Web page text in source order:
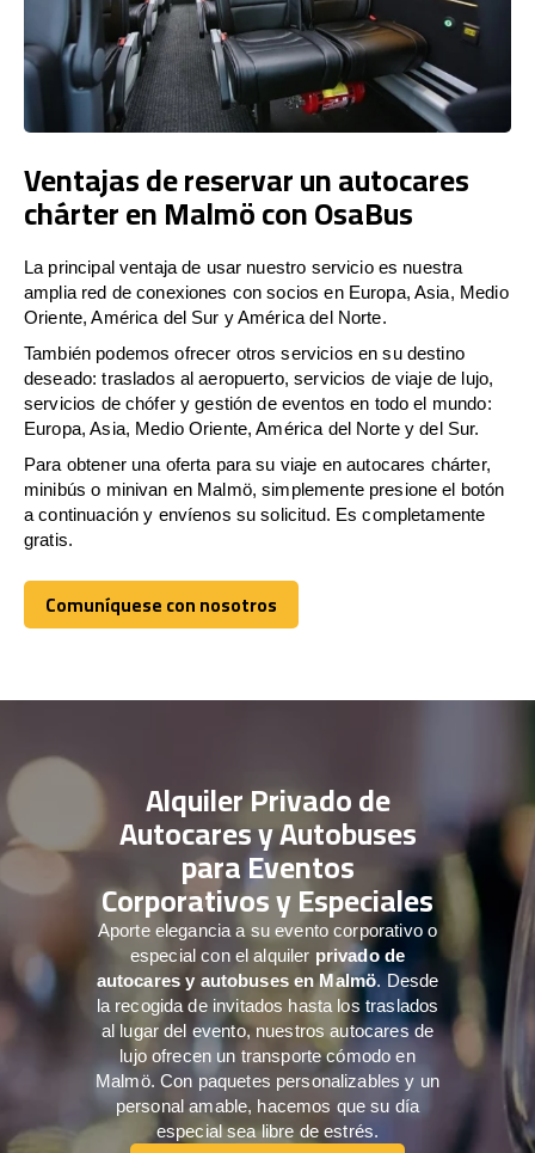
Ventajas de reservar un autocares
chárter en Malmö con OsaBus
La principal ventaja de usar nuestro servicio es nuestra
amplia red de conexiones con socios en Europa, Asia, Medio
Oriente, América del Sur y América del Norte.
También podemos ofrecer otros servicios en su destino
deseado: traslados al aeropuerto, servicios de viaje de lujo,
servicios de chófer y gestión de eventos en todo el mundo:
Europa, Asia, Medio Oriente, América del Norte y del Sur.
Para obtener una oferta para su viaje en autocares chárter,
minibús o minivan en Malmö, simplemente presione el botón
a continuación y envíenos su solicitud. Es completamente
gratis.
Comuníquese con nosotros
Comuníquese con nosotros
Alquiler Privado de
Autocares y Autobuses
para Eventos
Corporativos y Especiales
Aporte elegancia a su evento corporativo o
especial con el alquiler privado de
autocares y autobuses en Malmö. Desde
la recogida de invitados hasta los traslados
al lugar del evento, nuestros autocares de
lujo ofrecen un transporte cómodo en
Malmö. Con paquetes personalizables y un
personal amable, hacemos que su día
especial sea libre de estrés.